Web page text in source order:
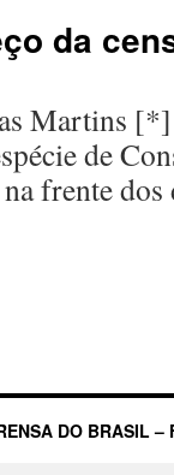
da
[*]
de
frente
DO BRASIL –